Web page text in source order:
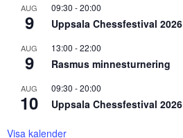
AUG
9
09:30 -20:00
Uppsala Chessfestival 2026
AUG
9
13:00 -22:00
Rasmus minnesturnering
AUG
10
09:30 -20:00
Uppsala Chessfestival 2026
Visa kalender